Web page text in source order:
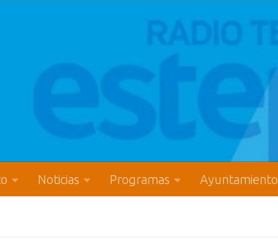
Noticias Programas Ayuntamiento